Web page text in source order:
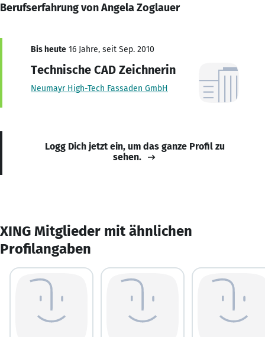
Berufserfahrung von Angela Zoglauer
Bis heute 16 Jahre, seit Sep. 2010
Technische CAD Zeichnerin
Neumayr High-Tech Fassaden GmbH
Logg Dich jetzt ein, um das ganze Profil zu
sehen.
XING Mitglieder mit ähnlichen
Profilangaben